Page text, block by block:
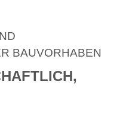
BAUVORHABEN